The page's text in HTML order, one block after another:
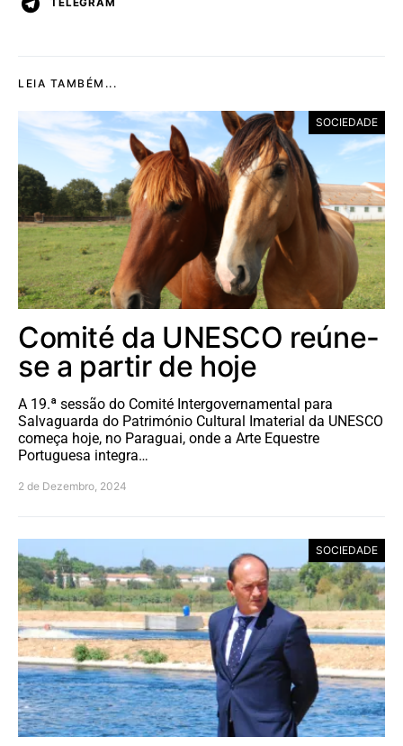
TELEGRAM
LEIA TAMBÉM...
SOCIEDADE
Comité da UNESCO reúne-
se a partir de hoje
A 19.ª sessão do Comité Intergovernamental para
Salvaguarda do Património Cultural Imaterial da UNESCO
começa hoje, no Paraguai, onde a Arte Equestre
Portuguesa integra…
2 de Dezembro, 2024
SOCIEDADE